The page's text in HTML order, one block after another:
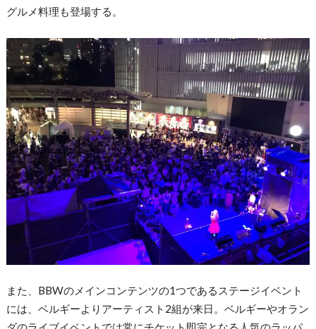
グルメ料理も登場する。
また、BBWのメインコンテンツの1つであるステージイベント
には、ベルギーよりアーティスト2組が来日。ベルギーやオラン